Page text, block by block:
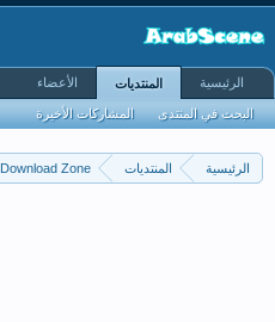
الرئيسية المنتديات Download Zone
الرئيسية المنتديات
البحث في المنتدى المشاركات الأخيرة
الأعضاء